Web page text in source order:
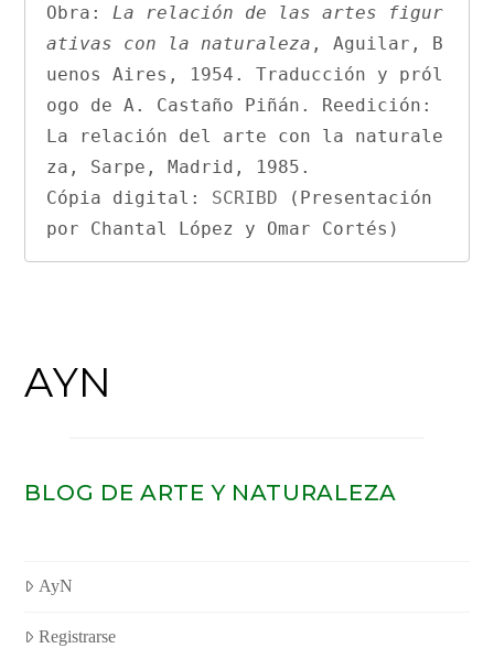
Obra: La relación de las artes figur
ativas con la naturaleza , Aguilar, B
uenos Aires, 1954. Traducción y pról
ogo de A. Castaño Piñán. Reedición:
La relación del arte con la naturale
za, Sarpe, Madrid, 1985.
Cópia digital: SCRIBD (Presentación
por Chantal López y Omar Cortés)
AYN
BLOG DE ARTE Y NATURALEZA
AyN
Registrarse